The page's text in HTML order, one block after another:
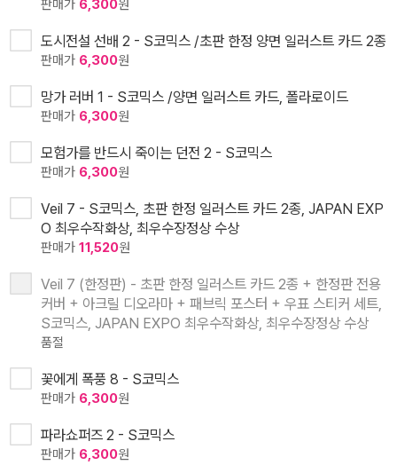
판매가 6,300원
도시전설 선배 2 - S코믹스 /초판 한정 양면 일러스트 카드 2종
판매가 6,300원
망가 러버 1 - S코믹스 /양면 일러스트 카드, 폴라로이드
판매가 6,300원
모험가를 반드시 죽이는 던전 2 - S코믹스
판매가 6,300원
Veil 7 - S코믹스, 초판 한정 일러스트 카드 2종, JAPAN EXP
O 최우수작화상, 최우수장정상 수상
판매가 11,520원
Veil 7 (한정판) - 초판 한정 일러스트 카드 2종 + 한정판 전용
커버 + 아크릴 디오라마 + 패브릭 포스터 + 우표 스티커 세트,
S코믹스, JAPAN EXPO 최우수작화상, 최우수장정상 수상
품절
꽃에게 폭풍 8 - S코믹스
판매가 6,300원
파라쇼퍼즈 2 - S코믹스
판매가 6,300원